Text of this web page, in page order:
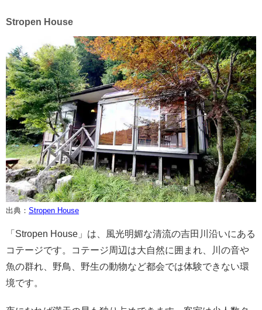
Stropen House
出典： Stropen House
「Stropen House」は、風光明媚な清流の吉田川沿いにある
コテージです。コテージ周辺は大自然に囲まれ、川の音や
魚の群れ、野鳥、野生の動物など都会では体験できない環
境です。